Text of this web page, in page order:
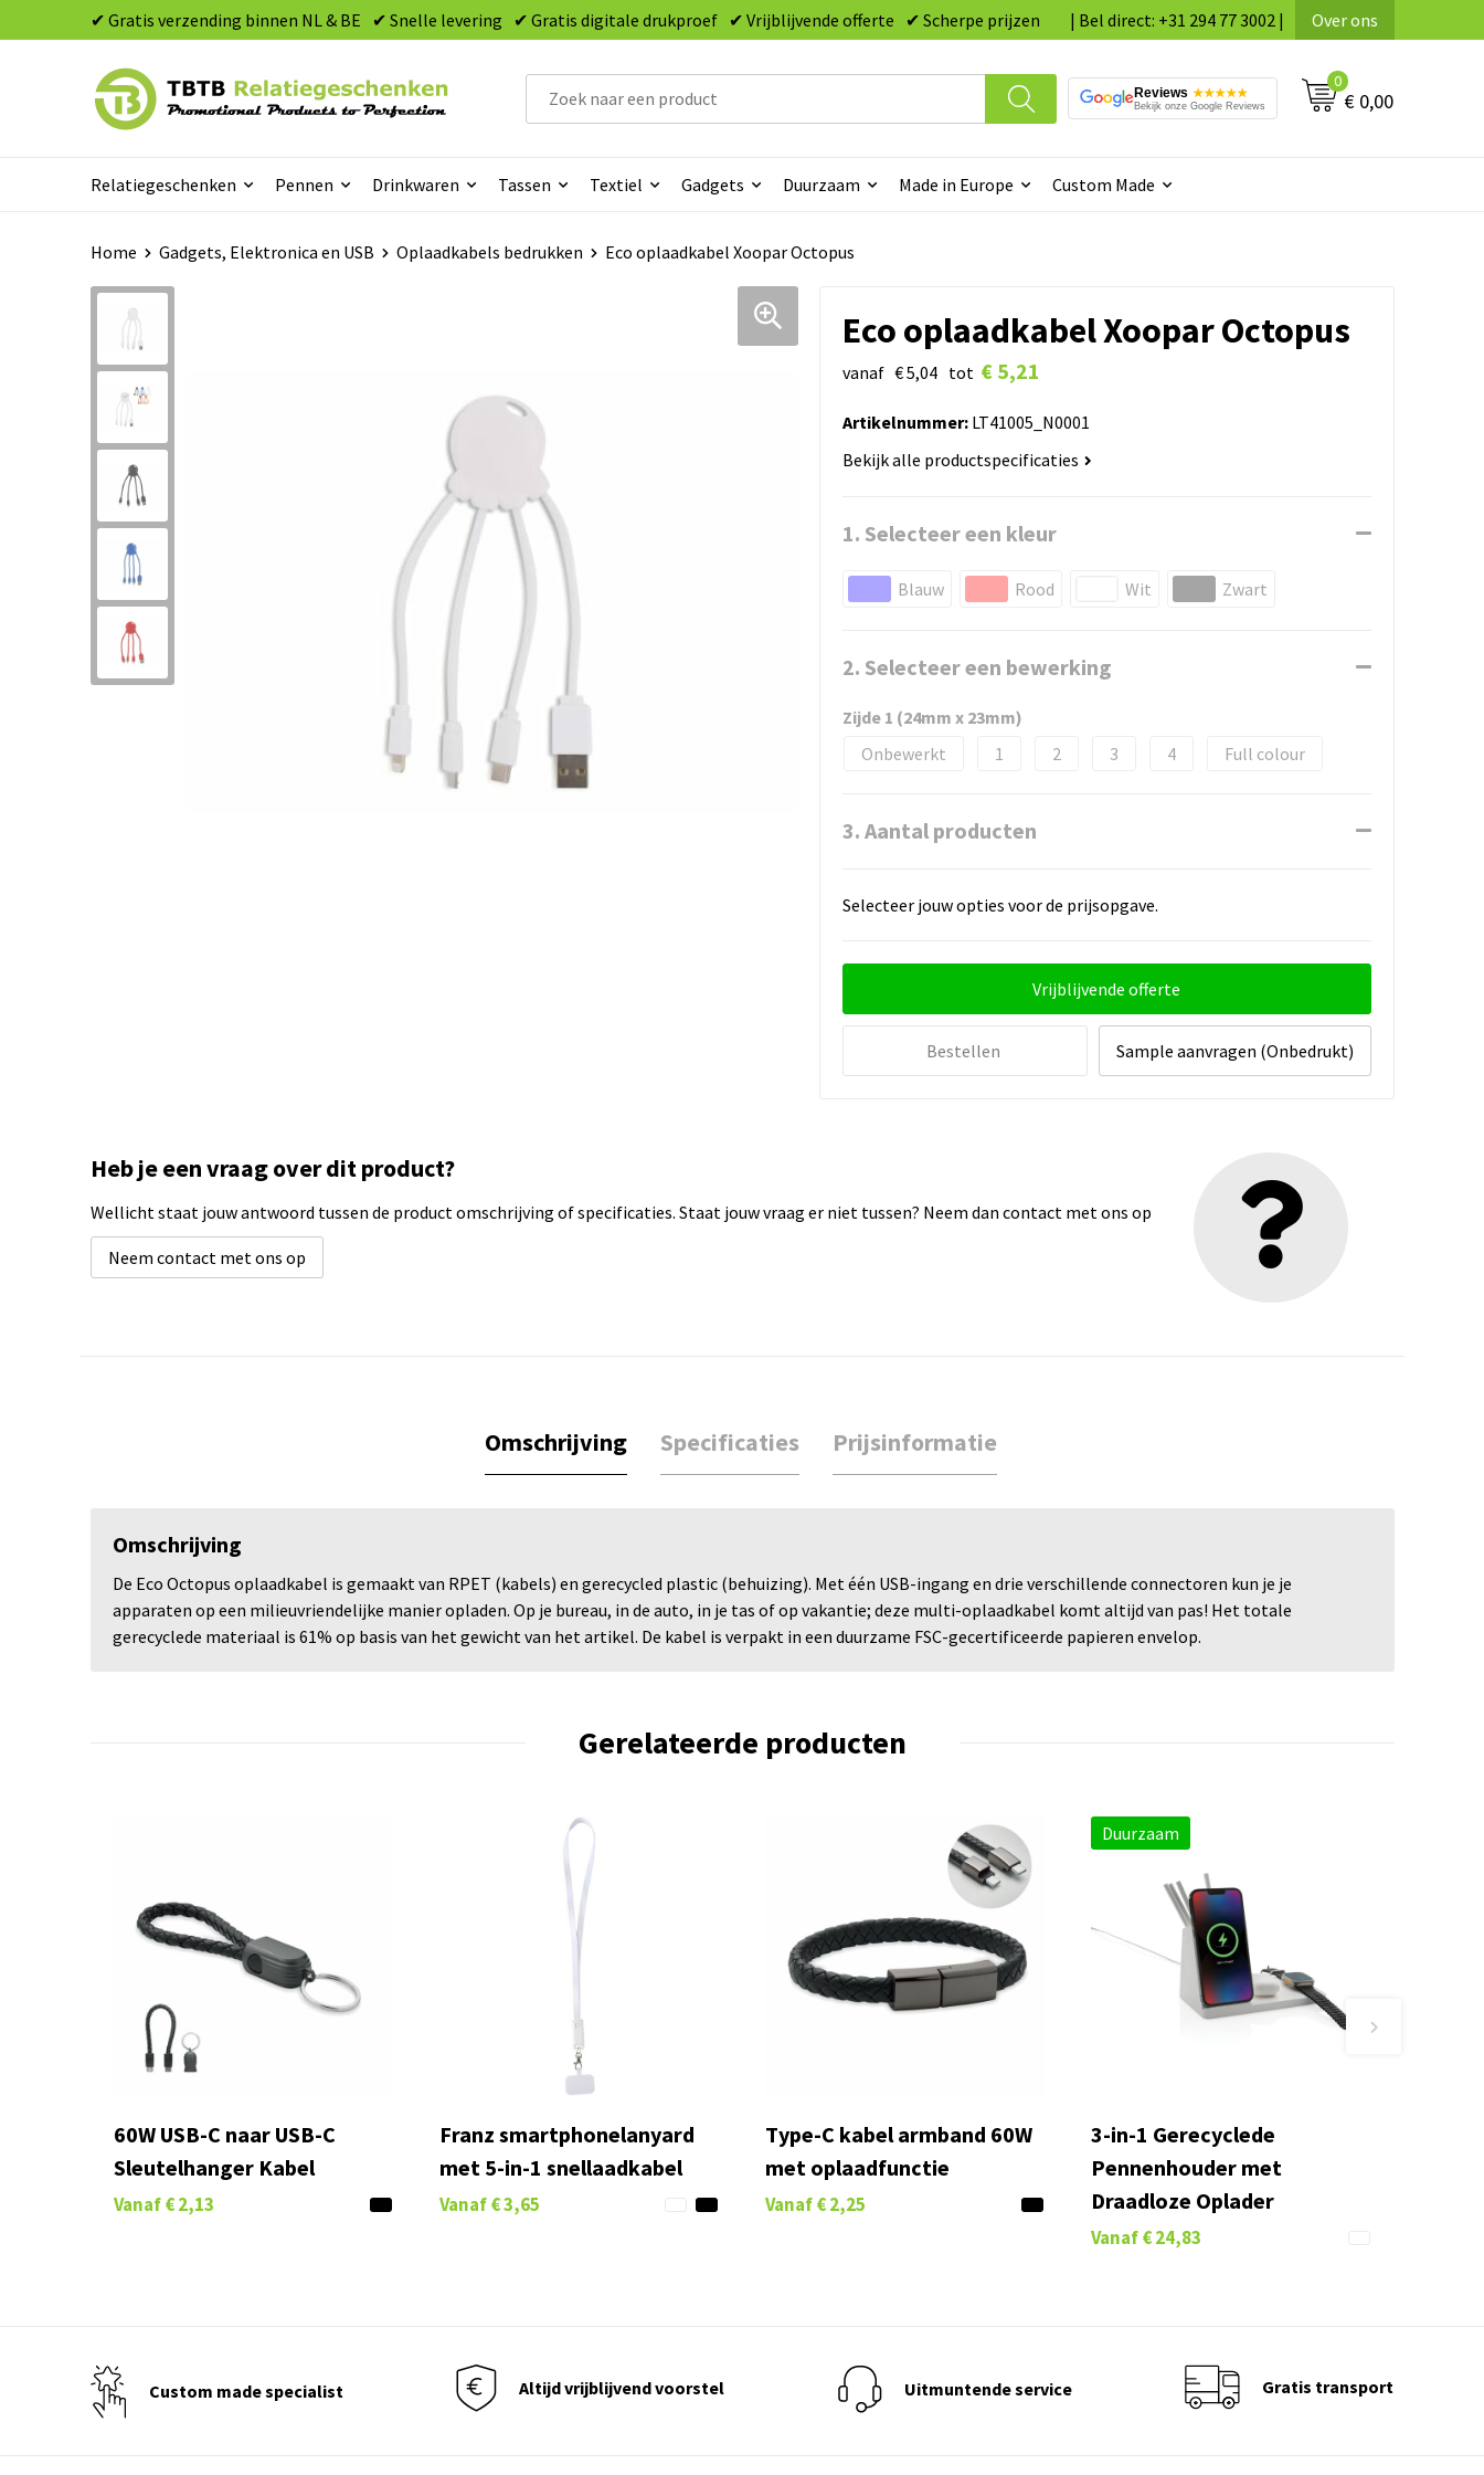
✔ Gratis verzending binnen NL & BE ✔ Snelle levering ✔ Gratis digitale drukproef ✔ Vrijblijvende offerte ✔ Scherpe prijzen | Bel direct: +31 294 77 3002 | Over ons
Reviews ★★★★★
Bekijk onze Google Reviews
0
€ 0,00
Relatiegeschenken Pennen Drinkwaren Tassen Textiel Gadgets Duurzaam Made in Europe Custom Made
Home Gadgets, Elektronica en USB Oplaadkabels bedrukken Eco oplaadkabel Xoopar Octopus
Eco oplaadkabel Xoopar Octopus
vanaf € 5,04 tot € 5,21
Artikelnummer:LT41005_N0001
Bekijk alle productspecificaties
1. Selecteer een kleur
Blauw Rood Wit Zwart
2. Selecteer een bewerking
Zijde 1 (24mm x 23mm)
Onbewerkt
1 2 3 4 Full colour
3. Aantal producten
Selecteer jouw opties voor de prijsopgave.
Vrijblijvende offerte
Bestellen Sample aanvragen (Onbedrukt)
Heb je een vraag over dit product?
Wellicht staat jouw antwoord tussen de product omschrijving of specificaties. Staat jouw vraag er niet tussen? Neem dan contact met ons op
Neem contact met ons op
Omschrijving Specificaties Prijsinformatie
Omschrijving
De Eco Octopus oplaadkabel is gemaakt van RPET (kabels) en gerecycled plastic (behuizing). Met één USB-ingang en drie verschillende connectoren kun je je
apparaten op een milieuvriendelijke manier opladen. Op je bureau, in de auto, in je tas of op vakantie; deze multi-oplaadkabel komt altijd van pas! Het totale
gerecyclede materiaal is 61% op basis van het gewicht van het artikel. De kabel is verpakt in een duurzame FSC-gecertificeerde papieren envelop.
Gerelateerde producten
60W USB-C naar USB-C
Sleutelhanger Kabel
Vanaf € 2,13
Franz smartphonelanyard
met 5-in-1 snellaadkabel
Vanaf€ 3,65
Type-C kabel armband 60W
met oplaadfunctie
Vanaf€ 2,25
Duurzaam
3-in-1 Gerecyclede
Pennenhouder met
Draadloze Oplader
Vanaf€ 24,83
Custom made specialist Altijd vrijblijvend voorstel Uitmuntende service Gratis transport